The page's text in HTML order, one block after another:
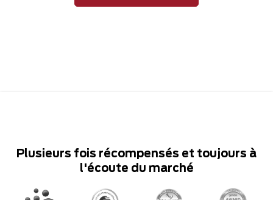
Plusieurs fois récompensés et toujours à
l'écoute du marché